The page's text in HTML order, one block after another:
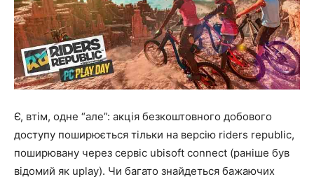
Є, втім, одне “але”: акція безкоштовного добового
доступу поширюється тільки на версію riders republic,
поширювану через сервіс ubisoft connect (раніше був
відомий як uplay). Чи багато знайдеться бажаючих